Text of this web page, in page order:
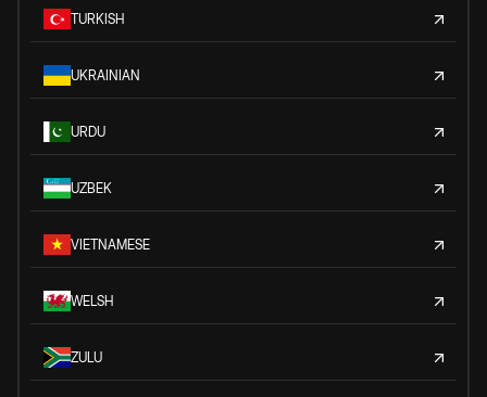
TURKISH
UKRAINIAN
URDU
UZBEK
VIETNAMESE
WELSH
ZULU